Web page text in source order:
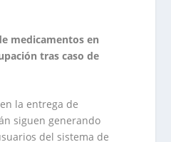
medicamentos en
tras caso de
la entrega de
siguen generando
del sistema de